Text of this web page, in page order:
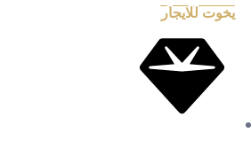
يخوت للايجار